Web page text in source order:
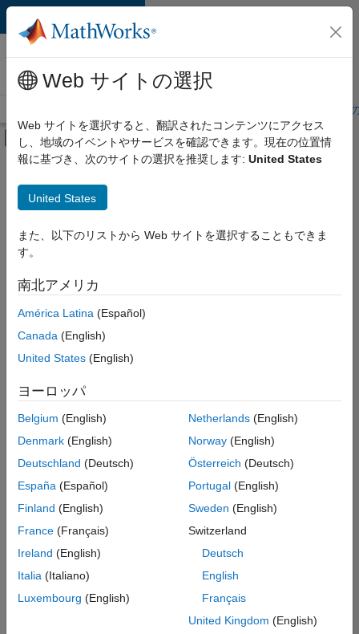
コンテンツへスキップ
MathWorks 採用
情報
学生・キャリア初期
オフキャンバス ナビゲーション メ
メインコンテンツ
絞り込み条件
企業向けセールス
教育機関向けセールス
インサイド セールス
ビジネス モデル チーム
選
し
人
の
保
存
一
部
人
情
は
翻
Web サイトの選択
Web サイトを選択すると、翻訳されたコンテンツにアクセス
し、地域のイベントやサービスを確認できます。現在の位置情
報に基づき、次のサイトの選択を推奨します: United States
United States
また、以下のリストから Web サイトを選択することもできま
す。
南北アメリカ
América Latina (Español)
Canada (English)
United States (English)
ヨーロッパ
Belgium (English)
Denmark (English)
Deutschland (Deutsch)
España (Español)
Finland (English)
France (Français)
Ireland (English)
Italia (Italiano)
Luxembourg (English)
Netherlands(English)
Norway(English)
Österreich (Deutsch)
Portugal(English)
Sweden (English)
Switzerland
Deutsch
English
Français
United Kingdom (English)